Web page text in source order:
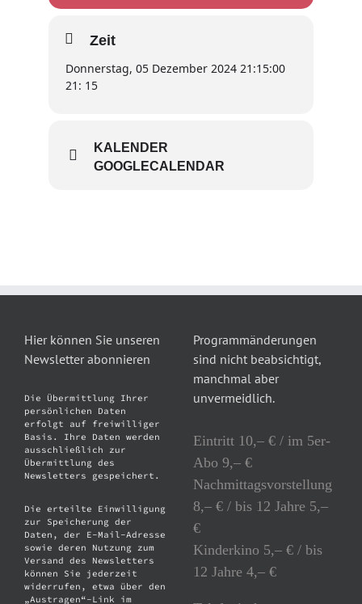
Zeit
Donnerstag, 05 Dezember 2024 21:15:00
21: 15
KALENDER
GOOGLECALENDAR
Hier können Sie unseren
Newsletter abonnieren
Die Übermittlung Ihrer
persönlichen Daten
erfolgt auf freiwilliger
Basis. Ihre Daten werden
ausschließlich zur
Übermittlung des
Newsletters gespeichert.
Die erteilte Einwilligung
zur Speicherung der
Daten, der E-Mail-Adresse
sowie deren Nutzung zum
Versand des Newsletters
können Sie jederzeit
widerrufen, etwa über den
„Austragen“-Link im
Programmänderungen
sind nicht beabsichtigt,
manchmal aber
unvermeidlich.
Eintritt 10,– € / im 5er-
Abo 9,– €
Nachmittagsvorstellung
8,– € / bis 12 Jahre 5,–
€
Kinderkino 5,– € / bis
12 Jahre 4,– €